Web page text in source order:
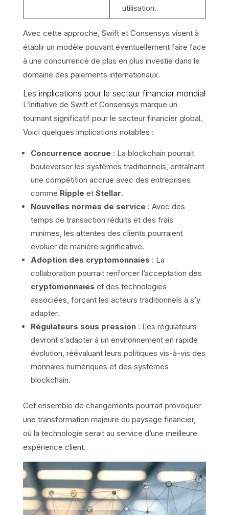
utilisation.
Avec cette approche, Swift et Consensys visent à
établir un modèle pouvant éventuellement faire face
à une concurrence de plus en plus investie dans le
domaine des paiements internationaux.
Les implications pour le secteur financier mondial
L’initiative de Swift et Consensys marque un
tournant significatif pour le secteur financier global.
Voici quelques implications notables :
Concurrence accrue : La blockchain pourrait
bouleverser les systèmes traditionnels, entraînant
une compétition accrue avec des entreprises
comme Ripple et Stellar.
Nouvelles normes de service : Avec des
temps de transaction réduits et des frais
minimes, les attentes des clients pourraient
évoluer de manière significative.
Adoption des cryptomonnaies : La
collaboration pourrait renforcer l’acceptation des
cryptomonnaies et des technologies
associées, forçant les acteurs traditionnels à s’y
adapter.
Régulateurs sous pression: Les régulateurs
devront s’adapter à un environnement en rapide
évolution, réévaluant leurs politiques vis-à-vis des
monnaies numériques et des systèmes
blockchain.
Cet ensemble de changements pourrait provoquer
une transformation majeure du paysage financier,
où la technologie serait au service d’une meilleure
expérience client.